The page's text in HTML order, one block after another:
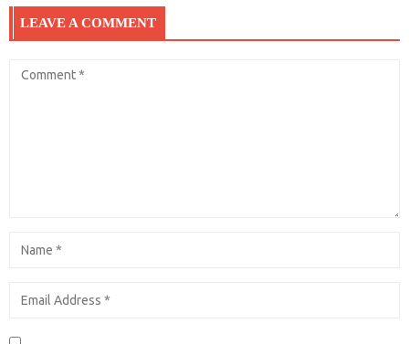
Surat terbuka Prabowo Subianto untuk seluruh
10 Fakta dan Bukti Bitcoin Hanyalah
Agustus 15, 2019
LEAVE A COMMENT